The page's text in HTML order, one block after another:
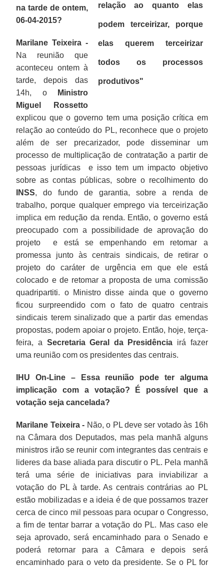
relação ao quanto elas
podem terceirizar, porque
elas querem terceirizar
todos os processos
produtivos"
na tarde de ontem,
06-04-2015?
Marilane Teixeira -
Na reunião que
aconteceu ontem à
tarde, depois das
14h, o
Ministro
Miguel Rossetto
explicou que o governo tem uma posição crítica em
relação ao conteúdo do PL, reconhece que o projeto
além de ser precarizador, pode disseminar um
processo de multiplicação de contratação a partir de
pessoas jurídicas e isso tem um impacto objetivo
sobre as contas públicas, sobre o recolhimento do
INSS, do fundo de garantia, sobre a renda de
trabalho, porque qualquer emprego via terceirização
implica em redução da renda. Então, o governo está
preocupado com a possibilidade de aprovação do
projeto e está se empenhando em retomar a
promessa junto às centrais sindicais, de retirar o
projeto do caráter de urgência em que ele está
colocado e de retomar a proposta de uma comissão
quadripartiti. o Ministro disse ainda que o governo
ficou surpreendido com o fato de quatro centrais
sindicais terem sinalizado que a partir das emendas
propostas, podem apoiar o projeto. Então, hoje, terça-
feira, a Secretaria Geral da Presidência irá fazer
uma reunião com os presidentes das centrais.
IHU On-Line – Essa reunião pode ter alguma
implicação com a votação? É possível que a
votação seja cancelada?
Marilane Teixeira - Não, o PL deve ser votado às 16h
na Câmara dos Deputados, mas pela manhã alguns
ministros irão se reunir com integrantes das centrais e
lideres da base aliada para discutir o PL. Pela manhã
terá uma série de iniciativas para inviabilizar a
votação do PL à tarde. As centrais contrárias ao PL
estão mobilizadas e a ideia é de que possamos trazer
cerca de cinco mil pessoas para ocupar o Congresso,
a fim de tentar barrar a votação do PL. Mas caso ele
seja aprovado, será encaminhado para o Senado e
poderá retornar para a Câmara e depois será
encaminhado para o veto da presidente. Se o PL for